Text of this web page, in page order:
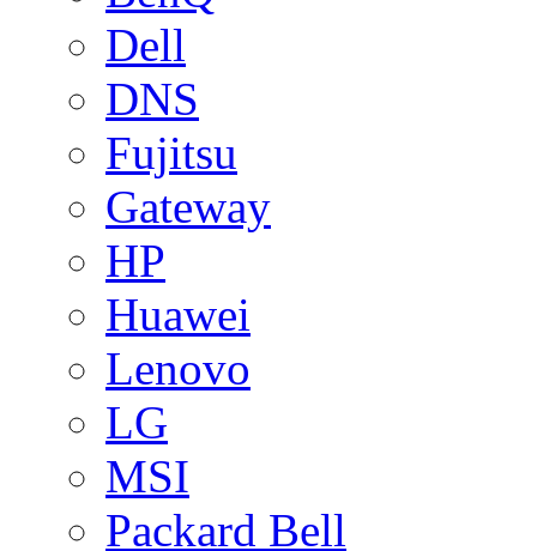
Dell
DNS
Fujitsu
Gateway
HP
Huawei
Lenovo
LG
MSI
Packard Bell